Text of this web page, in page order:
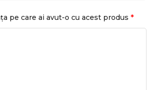
pe care ai avut-o cu acest produs *